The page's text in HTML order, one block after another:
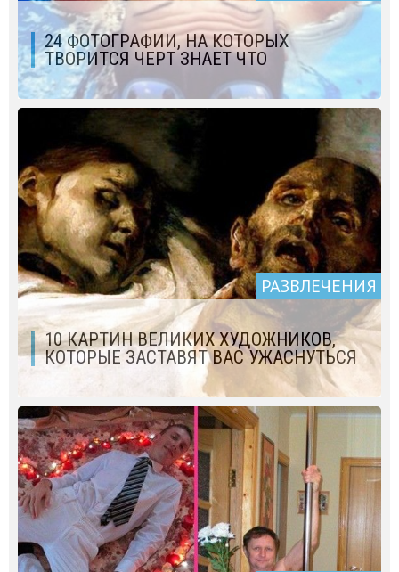
24 ФОТОГРАФИИ, НА КОТОРЫХ
ТВОРИТСЯ ЧЕРТ ЗНАЕТ ЧТО
РАЗВЛЕЧЕНИЯ
10 КАРТИН ВЕЛИКИХ ХУДОЖНИКОВ,
КОТОРЫЕ ЗАСТАВЯТ ВАС УЖАСНУТЬСЯ